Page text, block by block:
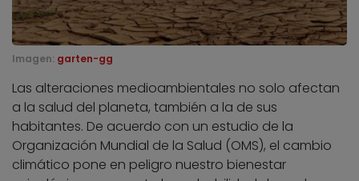
Imagen: garten-gg
Las alteraciones medioambientales no solo afectan
a la salud del planeta, también a la de sus
habitantes. De acuerdo con un estudio de la
Organización Mundial de la Salud (OMS), el cambio
climático pone en peligro nuestro bienestar